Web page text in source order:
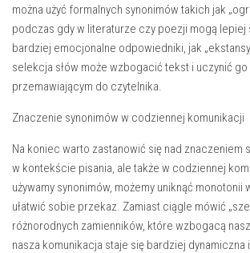
można użyć formalnych synonimów takich jak
podczas gdy w literaturze czy poezji mogą lepiej
bardziej emocjonalne odpowiedniki, jak
selekcja słów może wzbogacić tekst i uczynić
przemawiającym do czytelnika.
Znaczenie synonimów w codziennej komunikacji
Na koniec warto zastanowić się nad znaczeniem
w kontekście pisania, ale także w codziennej
używamy synonimów, możemy uniknąć monotonii
ułatwić sobie przekaz. Zamiast ciągle mówić
różnorodnych zamienników, które wzbogacą
nasza komunikacja staje się bardziej dynamiczna